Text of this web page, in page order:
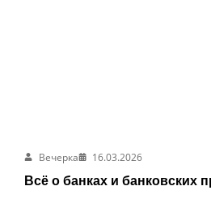
Вечерка
16.03.2026
Всё о банках и банковских